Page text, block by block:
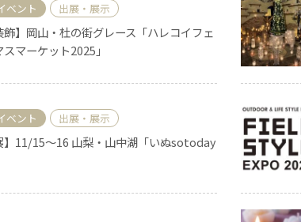
ランタン
ベント 出展・展示
飾】岡山・杜の街グレース「ハレコイフェ
マーケット2025」
ベント 出展・展示
】11/15～16 山梨・山中湖「いぬsotoday